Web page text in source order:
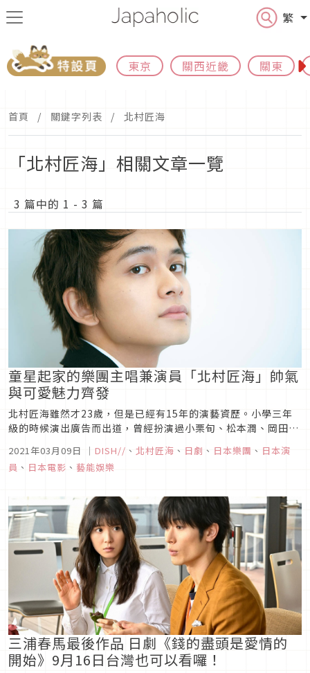
繁
東京 關西近畿 關東
首頁 關鍵字列表 北村匠海
「北村匠海」相關文章一覽
3 篇中的 1 - 3 篇
童星起家的樂團主唱兼演員「北村匠海」帥氣
與可愛魅力齊發
北村匠海雖然才23歲，但是已經有15年的演藝資歷。小學三年
級的時候演出廣告而出道，曾經扮演過小栗旬、松本潤、岡田將
戶」。此外，北村匠海還參加搖滾樂團「DISH//」，作為隊長兼
主唱有著優異表現，尤其清澈嘹亮的歌聲十分動聽，可說是全能
2021年03月09日 ｜ DISH// 、 北村匠海 、 日劇 、 日本樂團 、 日本演
員 、 日本電影 、 藝能娛樂
三浦春馬最後作品 日劇《錢的盡頭是愛情的
開始》9月16日台灣也可以看囉！